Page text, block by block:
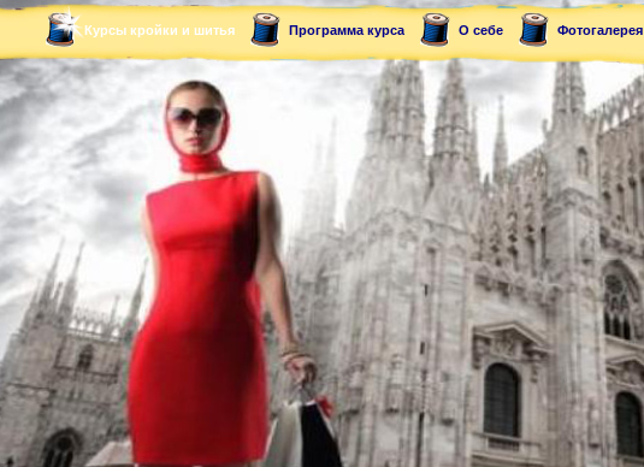
Курсы кройки и шитья Программа курса О себе Фотогалерея